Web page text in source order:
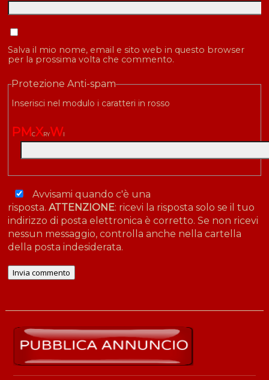
Salva il mio nome, email e sito web in questo browser
per la prossima volta che commento.
Protezione Anti-spam
Inserisci nel modulo i caratteri in rosso
PMCXRYW
Avvisami quando c'è una
risposta.ATTENZIONE: ricevi la risposta solo se il tuo
indirizzo di posta elettronica è corretto. Se non ricevi
nessun messaggio, controlla anche nella cartella
della posta indesiderata.